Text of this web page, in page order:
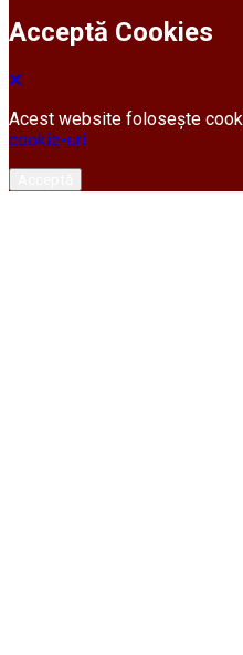
Acceptă Cookies
Acest website folosește
cookie-uri